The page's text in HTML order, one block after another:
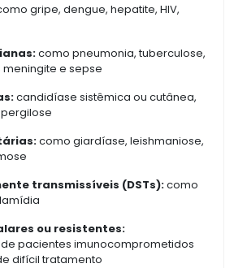
gripe, dengue, hepatite, HIV,
como pneumonia, tuberculose,
e sepse
candidíase sistêmica ou cutânea,
como giardíase, leishmaniose,
transmissíveis (DSTs):como
ou resistentes:
pacientes imunocomprometidos
difícil tratamento